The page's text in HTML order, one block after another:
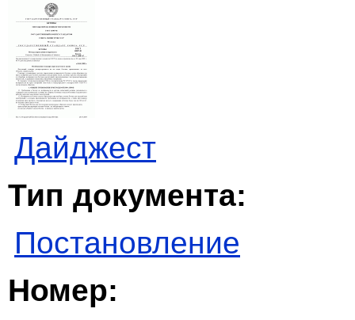
Дайджест
Тип документа:
Постановление
Номер: